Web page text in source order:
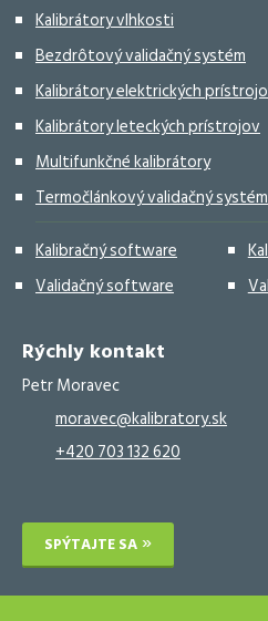
Kalibrátory vlhkosti
Bezdrôtový validačný systém
Kalibrátory elektrických
Kalibrátory leteckých prístrojov
Multifunkčné kalibrátory
Termočlánkový validačný systém
Kalibračný software
Validačný software
Rýchly kontakt
Petr Moravec
moravec@kalibratory.sk
+420 703 132 620
SPÝTAJTE SA